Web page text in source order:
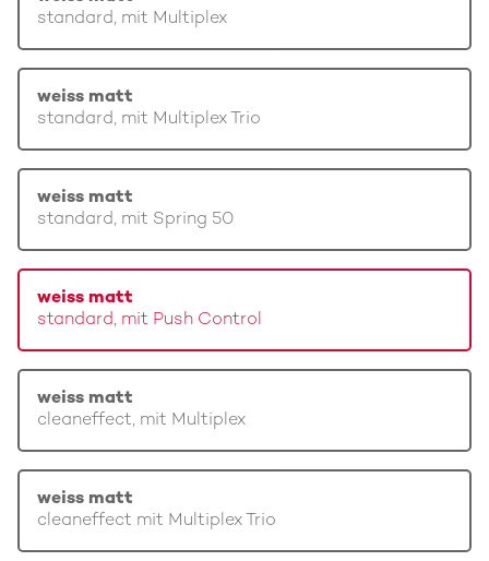
standard, mit Multiplex
weiss matt
standard, mit Multiplex Trio
weiss matt
standard, mit Spring 50
weiss matt
standard, mit Push Control
weiss matt
cleaneffect, mit Multiplex
weiss matt
cleaneffect mit Multiplex Trio